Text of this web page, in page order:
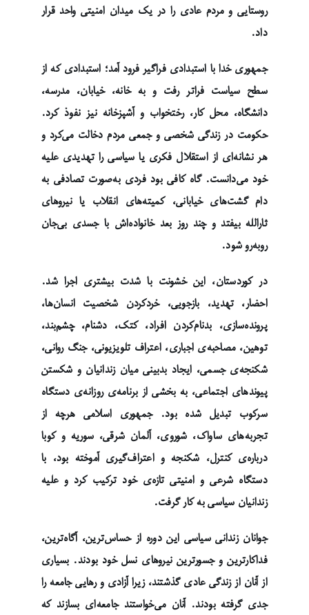
روستایی و مردم عادی را در یک میدان امنیتی واحد قرار
داد.
جمهوری خدا با استبدادی فراگیر فرود آمد؛ استبدادی که از
سطح سیاست فراتر رفت و به خانه، خیابان، مدرسه،
دانشگاه، محل کار، رختخواب و آشپزخانه نیز نفوذ کرد.
حکومت در زندگی شخصی و جمعی مردم دخالت می‌کرد و
هر نشانه‌ای از استقلال فکری یا سیاسی را تهدیدی علیه
خود می‌دانست. گاه کافی بود فردی به‌صورت تصادفی به
دام گشت‌های خیابانی، کمیته‌های انقلاب یا نیروهای
ثارالله بیفتد و چند روز بعد خانواده‌اش با جسدی بی‌جان
روبه‌رو شود.
در کوردستان، این خشونت با شدت بیشتری اجرا شد.
احضار، تهدید، بازجویی، خردکردن شخصیت انسان‌ها،
پرونده‌سازی، بدنام‌کردن افراد، کتک، دشنام، چشم‌بند،
توهین، مصاحبه‌ی اجباری، اعتراف تلویزیونی، جنگ روانی،
شکنجه‌ی جسمی، ایجاد بدبینی میان زندانیان و شکستن
پیوندهای اجتماعی، به بخشی از برنامه‌ی روزانه‌ی دستگاه
سرکوب تبدیل شده بود. جمهوری اسلامی هرچه از
تجربه‌های ساواک، شوروی، آلمان شرقی، سوریه و کوبا
درباره‌ی کنترل، شکنجه و اعتراف‌گیری آموخته بود، با
دستگاه شرعی و امنیتی تازه‌ی خود ترکیب کرد و علیه
زندانیان سیاسی به کار گرفت.
جوانان زندانی سیاسی این دوره از حساس‌ترین، آگاه‌ترین،
فداکارترین و جسورترین نیروهای نسل خود بودند. بسیاری
از آنان از زندگی عادی گذشتند، زیرا آزادی و رهایی جامعه را
جدی گرفته بودند. آنان می‌خواستند جامعه‌ای بسازند که